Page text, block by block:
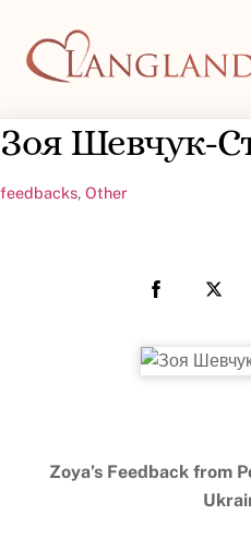
content
Зоя Шевчук-
feedbacks, Other
Zoya’s Feedback from